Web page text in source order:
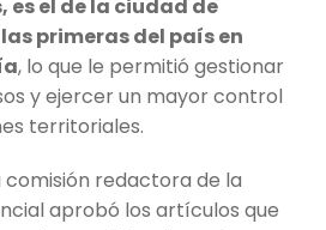
es el de la ciudad de
primeras del país en
, lo que le permitió gestionar
y ejercer un mayor control
territoriales.
comisión redactora de la
aprobó los artículos que